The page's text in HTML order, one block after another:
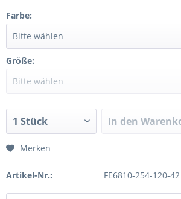
Farbe:
Größe:
In den
Merken
Artikel-Nr.: FE6810-254-120-42